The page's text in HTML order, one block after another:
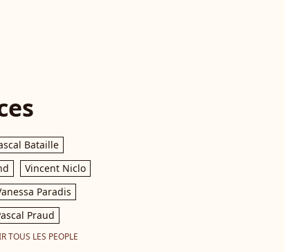
Bataille
Vincent Niclo
Paradis
Praud
TOUS LES PEOPLE